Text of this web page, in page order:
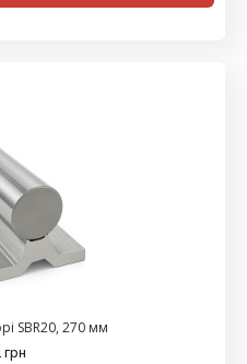
SBR20, 270 мм
грн